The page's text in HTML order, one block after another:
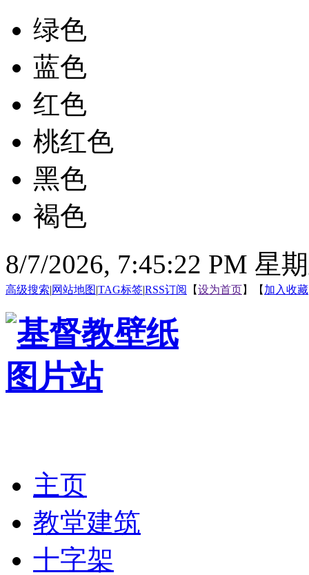
绿色
蓝色
红色
桃红色
黑色
褐色
8/7/2026, 7:45:23 PM 星
高级搜索|网站地图|TAG标签|RSS订阅 【设为首页】【 加入收藏
主页
教堂建筑
十字架